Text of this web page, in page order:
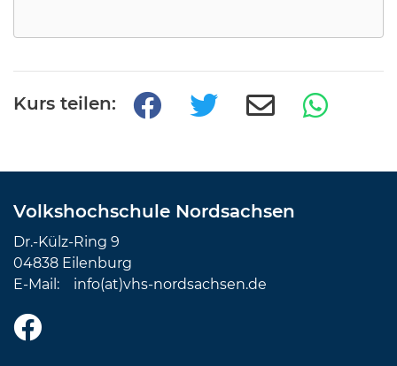
Kurs teilen:
Volkshochschule Nordsachsen
Dr.-Külz-Ring 9
04838 Eilenburg
E-Mail: info(at)vhs-nordsachsen.de